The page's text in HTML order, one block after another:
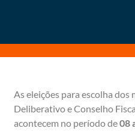
As eleições para escolha
Deliberativo e Conselho
acontecem no período de08